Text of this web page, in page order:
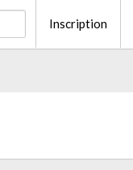
Inscription